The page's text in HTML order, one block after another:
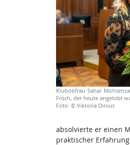
Klubobfrau Sahar
Fröch, der heute angelobt
Foto: © Viktoria Dinius
absolvierte er einen
praktischer